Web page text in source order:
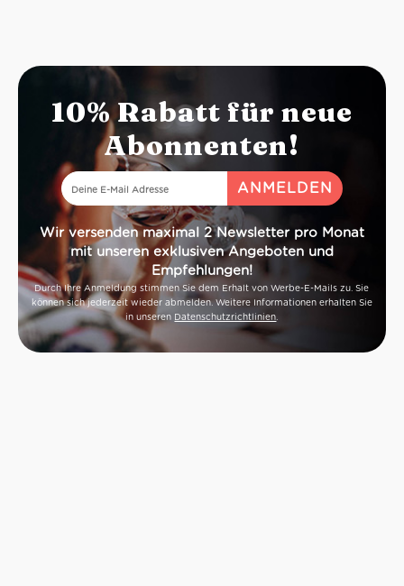
10% Rabatt für neue
Abonnenten!
Wir versenden maximal 2 Newsletter pro Monat
mit unseren exklusiven Angeboten und
Empfehlungen!
Durch Ihre Anmeldung stimmen Sie dem Erhalt von Werbe-E-Mails zu. Sie
können sich jederzeit wieder abmelden. Weitere Informationen erhalten Sie
in unseren Datenschutzrichtlinien